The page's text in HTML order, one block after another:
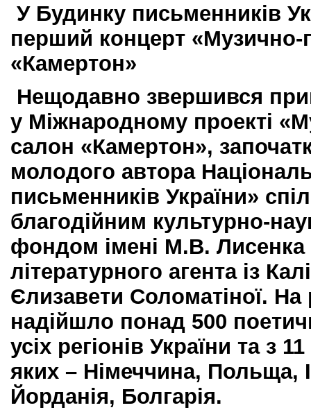
У Будинку письменників
перший концерт «Музично-
«Камертон»
Нещодавно звершився
у Міжнародному проекті
салон «Камертон»,
молодого автора
письменників України»
благодійним культурно-
фондом імені М.В. Лисенка
літературного агента із
Єлизавети Соломатіної. На
надійшло понад 500
усіх регіонів України та з
яких – Німеччина, Польща,
Йорданія, Болгарія.